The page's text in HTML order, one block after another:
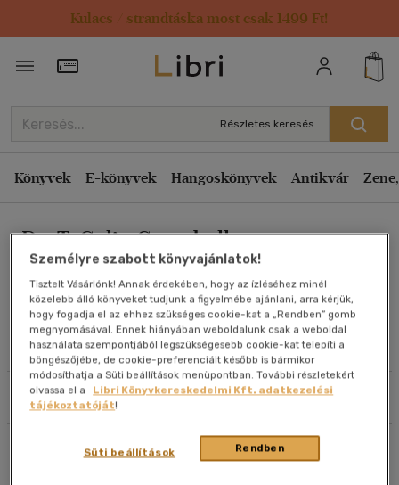
Kulacs / strandtáska most csak 1499 Ft!
Törzsvásárlói Kártya adatai
Részletes keresés
Könyvek E-könyvek Hangoskönyvek Antikvár
Dr. T. Colin Campbell
Művei
Olvasói vélemények
Szűrés Rendezés
Rendezés
Kiadás éve szerint csökkenő
Ár szerint csökkenő
Eladott darabszám szerint csökkenő
Eladott darabszám szerint növekvő
Cím szerint A-Z
Szerző szerint A-Z
Megjelenítés
20 db / oldal
Összesen db
Személyre szabott könyvajánlatok!
Tisztelt Vásárlónk! Annak érdekében, hogy az ízléséhez minél
közelebb álló könyveket tudjunk a figyelmébe ajánlani, arra kérjük,
hogy fogadja el az ehhez szükséges cookie-kat a „Rendben” gomb
megnyomásával. Ennek hiányában weboldalunk csak a weboldal
használata szempontjából legszükségesebb cookie-kat telepíti a
böngészőjébe, de cookie-preferenciáit később is bármikor
módosíthatja a Süti beállítások menüpontban. További részletekért
olvassa el a
Libri Könyvkereskedelmi Kft. adatkezelési
tájékoztatóját!
Rendben
Süti beállítások